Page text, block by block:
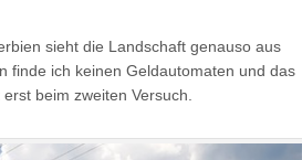
sieht die Landschaft genauso aus
finde ich keinen Geldautomaten und das
beim zweiten Versuch.